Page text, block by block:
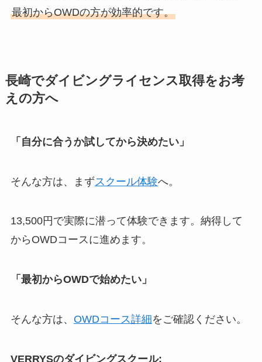
最初からOWDの方が効率的です。
長崎でダイビングライセンス取得をお考
えの方へ
「自分に合うか試してから決めたい」
そんな方は、まずスクール体験へ。
13,500円で実際に潜って体験できます。納得して
からOWDコースに進めます。
「最初からOWDで始めたい」
そんな方は、 OWDコース詳細をご確認ください。
VERRYSのダイビングスクール: